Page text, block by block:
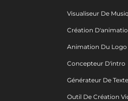
Visualiseur De
Création
Animation Du Logo
Concepteur D'intro
Générateur De
Outil De Création